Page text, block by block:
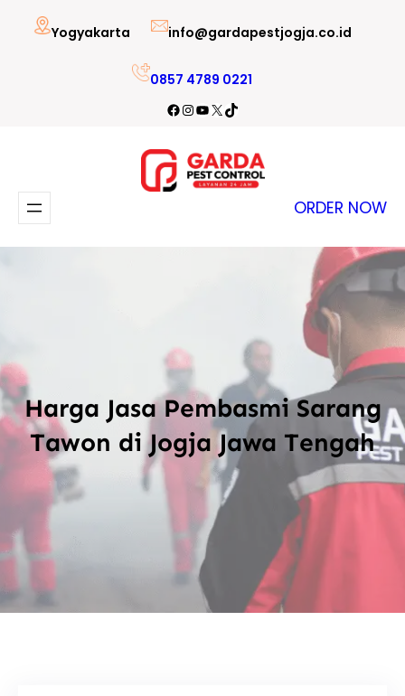
Lewati
Yogyakarta info@gardapestjogja.co.id
0857 4789 0221
Facebook
Instagram
YouTube
X TikTok
ORDER NOW
Harga Jasa Pembasmi Sarang
Tawon di Jogja Jawa Tengah